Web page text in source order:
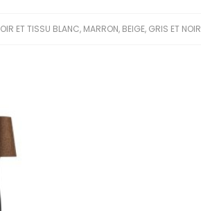
ET TISSU BLANC, MARRON, BEIGE, GRIS ET NOIR